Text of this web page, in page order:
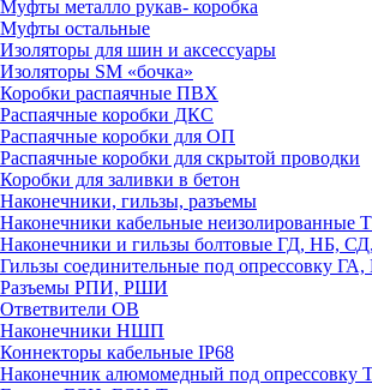
Муфты металло рукав- коробка
Муфты остальные
Изоляторы для шин и аксессуары
Изоляторы SM «бочка»
Коробки распаячные ПВХ
Распаячные коробки ДКС
Распаячные коробки для ОП
Распаячные коробки для скрытой проводки
Коробки для заливки в бетон
Наконечники, гильзы, разъемы
Наконечники кабельные
Наконечники и гильзы болтовые ГД, НБ,
Гильзы соединительные под опрессовку
Разъемы РПИ, РШИ
Ответвители ОВ
Наконечники НШП
Коннекторы кабельные IP68
Наконечник алюмомедный под опрессовку